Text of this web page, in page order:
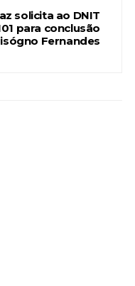
solicita ao DNIT
para conclusão
Fernandes